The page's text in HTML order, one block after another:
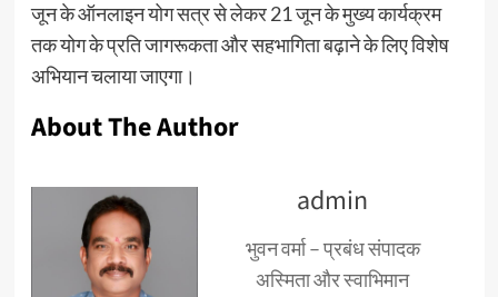
जून के ऑनलाइन योग सत्र से लेकर 21 जून के मुख्य कार्यक्रम
तक योग के प्रति जागरूकता और सहभागिता बढ़ाने के लिए विशेष
अभियान चलाया जाएगा।
About The Author
admin
भुवन वर्मा – प्रबंध संपादक
अस्मिता और स्वाभिमान